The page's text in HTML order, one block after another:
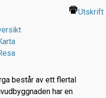
Utskrift
består av ett flertal
har en